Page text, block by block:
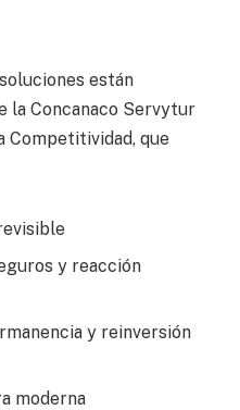
están
la Concanaco Servytur
Competitividad, que
y reacción
y reinversión
moderna